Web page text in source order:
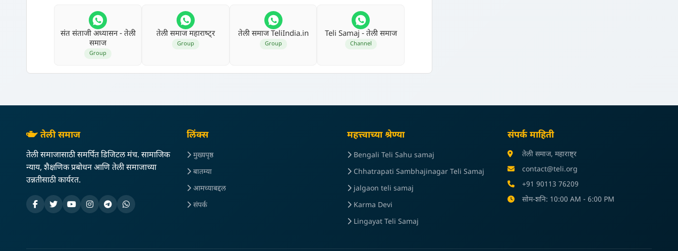
संत संताजी अध्‍यासन - तेली
समाज
Group
तेली समाज महाराष्‍ट्र
Group
तेली समाज TeliIndia.in
Group
Teli Samaj - तेली समाज
Channel
तेली समाज
तेली समाजासाठी समर्पित डिजिटल मंच. सामाजिक
न्याय, शैक्षणिक प्रबोधन आणि तेली समाजाच्या
उन्नतीसाठी कार्यरत.
लिंक्स
मुख्यपृष्ठ
बातम्या
आमच्याबद्दल
संपर्क
महत्त्वाच्या श्रेण्या
Bengali Teli Sahu samaj
Chhatrapati Sambhajinagar Teli Samaj
jalgaon teli samaj
Karma Devi
Lingayat Teli Samaj
संपर्क माहिती
तेली समाज, महाराष्ट्र
contact@teli.org
+91 90113 76209
सोम-शनि: 10:00 AM - 6:00 PM